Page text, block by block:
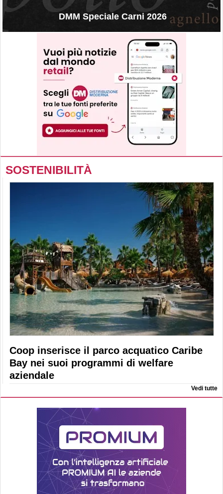
DMM Speciale Carni 2026
SOSTENIBILITÀ
Coop inserisce il parco acquatico Caribe
Bay nei suoi programmi di welfare
aziendale
Vedi tutte